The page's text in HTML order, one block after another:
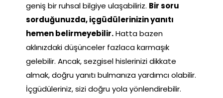
geniş bir ruhsal bilgiye ulaşabiliriz. Bir soru
sorduğunuzda, içgüdülerinizin yanıtı
hemen belirmeyebilir.Hatta bazen
aklınızdaki düşünceler fazlaca karmaşık
gelebilir. Ancak, sezgisel hislerinizi dikkate
almak, doğru yanıtı bulmanıza yardımcı olabilir.
İçgüdüleriniz, sizi doğru yola yönlendirebilir.